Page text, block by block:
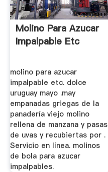
Molino Para Azucar
Impalpable Etc
molino para azucar
impalpable etc. dolce
uruguay mayo .may
empanadas griegas de la
panadería viejo molino
rellena de manzana y pasas
de uvas y recubiertas por .
Servicio en línea. molinos
de bola para azucar
impalpables.